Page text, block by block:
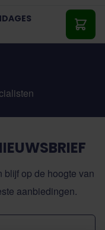
op de hoogte van
aanbiedingen.